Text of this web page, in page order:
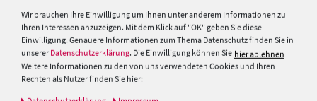
Herren
Baseball Cpas
Hutmacher Kurs
Gutscheine
Vereins & Großbestellungen
Fachgeschäfte
Wir brauchen Ihre Einwilligung um Ihnen unter anderem Informationen zu
Ihren Interessen anzuzeigen. Mit dem Klick auf "OK" geben Sie diese
Einwilligung. Genauere Informationen zum Thema Datenschutz finden Sie in
unserer Datenschutzerklärung. Die Einwilligung können Sie hier ablehnen
Weitere Informationen zu den von uns verwendeten Cookies und Ihren
Rechten als Nutzer finden Sie hier: